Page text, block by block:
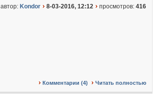
автор: Kondor 8-03-2016, 12:12 просмотров: 416
Комментарии (4) Читать полностью